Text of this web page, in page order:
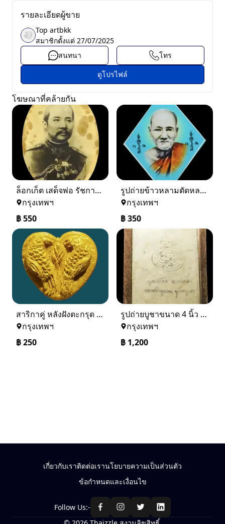
รายละเอียดผู้ขาย
Top artbkk
สมาชิกตั้งแต่ 27/07/2025
สนทนา
โทร
ดูโปรไฟล์
โฆษณาที่คล้ายกัน
ล็อกเก็ต เสด็จพ่อ รัชกาลที่๕ ไม่ทราบประวัติ
กรุงเทพฯ
฿550
รูปถ่ายข้าวหลามตัดหลวงปู่เอี่ยมวัดสะพานสูง
กรุงเทพฯ
฿350
สาริกาคู่ หลังฝังตะกรุด เนื้อผงไม่รู้ที่
กรุงเทพฯ
฿250
รูปถ่ายบูชาขนาด 4 นิ้ว หลวงพ่อเดี้ยม วัดทุ่งนา ตรัง
กรุงเทพฯ
฿ 1,200
เกี่ยวกับเราติดต่อเรานโยบายความเป็นส่วนตัว
ข้อกำหนดและเงื่อนไข
Follow Us:-